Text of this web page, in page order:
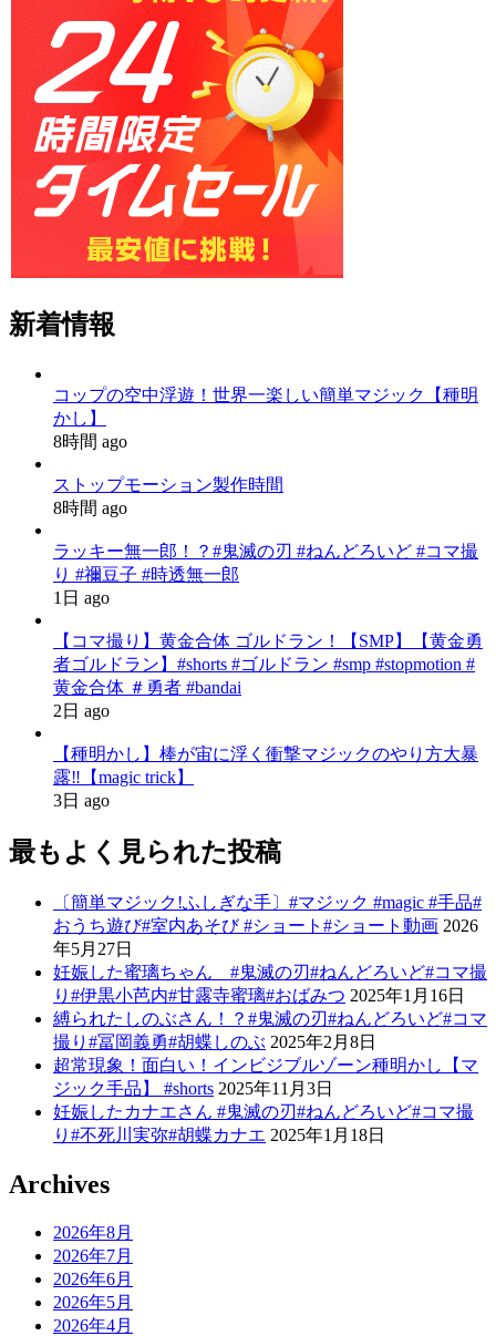
新着情報
コップの空中浮遊！世界一楽しい簡単マジック【種明
かし】
8時間 ago
ストップモーション製作時間
8時間 ago
ラッキー無一郎！？#鬼滅の刃 #ねんどろいど #コマ撮
り #禰豆子 #時透無一郎
1日 ago
【コマ撮り】黄金合体 ゴルドラン！【SMP】【黄金勇
者ゴルドラン】#shorts #ゴルドラン #smp #stopmotion #
黄金合体 ＃勇者 #bandai
2日 ago
【種明かし】棒が宙に浮く衝撃マジックのやり方大暴
露‼️【magic trick】
3日 ago
最もよく見られた投稿
〔簡単マジック!ふしぎな手〕#マジック #magic #手品#
おうち遊び#室内あそび #ショート#ショート動画 2026
年5月27日
妊娠した蜜璃ちゃん #鬼滅の刃#ねんどろいど#コマ撮
り#伊黒小芭内#甘露寺蜜璃#おばみつ 2025年1月16日
縛られたしのぶさん！？#鬼滅の刃#ねんどろいど#コマ
撮り#冨岡義勇#胡蝶しのぶ 2025年2月8日
超常現象！面白い！インビジブルゾーン種明かし【マ
ジック手品】 #shorts 2025年11月3日
妊娠したカナエさん #鬼滅の刃#ねんどろいど#コマ撮
り#不死川実弥#胡蝶カナエ 2025年1月18日
Archives
2026年8月
2026年7月
2026年6月
2026年5月
2026年4月